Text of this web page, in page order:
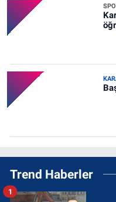
Trend Haberler
1